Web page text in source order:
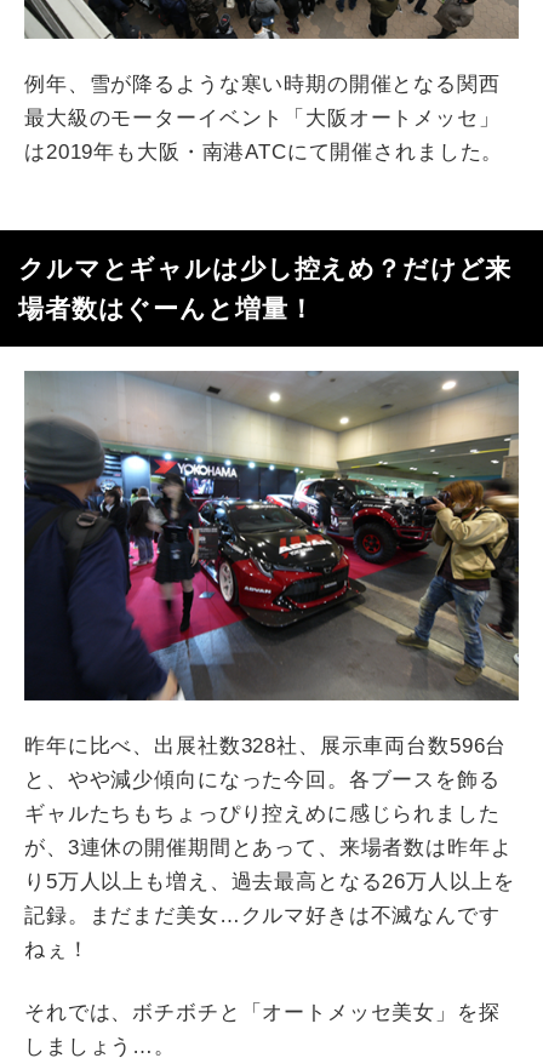
例年、雪が降るような寒い時期の開催となる関西
最大級のモーターイベント「大阪オートメッセ」
は2019年も大阪・南港ATCにて開催されました。
クルマとギャルは少し控えめ？だけど来
場者数はぐーんと増量！
昨年に比べ、出展社数328社、展示車両台数596台
と、やや減少傾向になった今回。各ブースを飾る
ギャルたちもちょっぴり控えめに感じられました
が、3連休の開催期間とあって、来場者数は昨年よ
り5万人以上も増え、過去最高となる26万人以上を
記録。まだまだ美女…クルマ好きは不滅なんです
ねぇ！
それでは、ボチボチと「オートメッセ美女」を探
しましょう…。